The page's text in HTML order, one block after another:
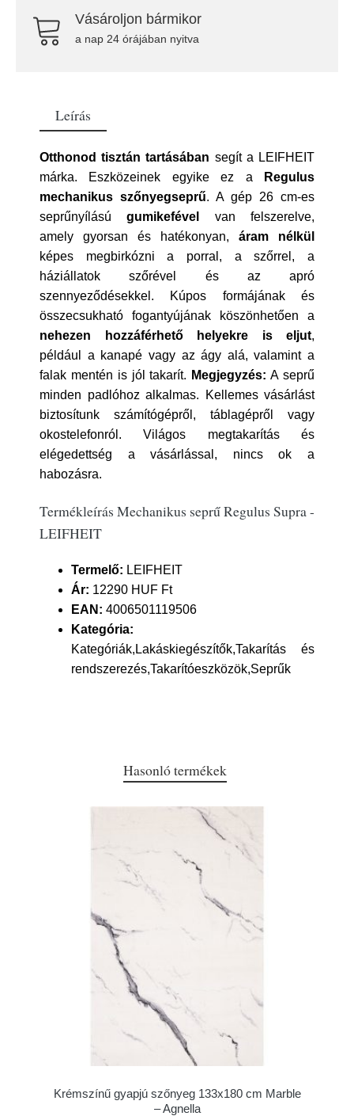
Vásároljon bármikor
a nap 24 órájában nyitva
Leírás
Otthonod tisztán tartásában segít a LEIFHEIT
márka. Eszközeinek egyike ez a
Regulus
mechanikus szőnyegseprű. A gép 26 cm-es
seprűnyílásúgumikefével
van felszerelve,
amely gyorsan és hatékonyan, áram nélkül
képes megbirkózni a porral, a szőrrel, a
háziállatok szőrével és az apró
szennyeződésekkel. Kúpos formájának és
összecsukható fogantyújának köszönhetően a
nehezen hozzáférhető helyekre is eljut,
például a kanapé vagy az ágy alá, valamint a
falak mentén is jól takarít. Megjegyzés: A seprű
minden padlóhoz alkalmas. Kellemes vásárlást
biztosítunk számítógépről, táblagépről vagy
okostelefonról. Világos megtakarítás és
elégedettség a vásárlással, nincs ok a
habozásra.
Termékleírás Mechanikus seprű Regulus Supra -
LEIFHEIT
Termelő: LEIFHEIT
Ár: 12290 HUF Ft
EAN: 4006501119506
Kategória:
Kategóriák,Lakáskiegészítők,Takarítás és
rendszerezés,Takarítóeszközök,Seprűk
Hasonló termékek
Krémszínű gyapjú szőnyeg 133x180 cm Marble
– Agnella